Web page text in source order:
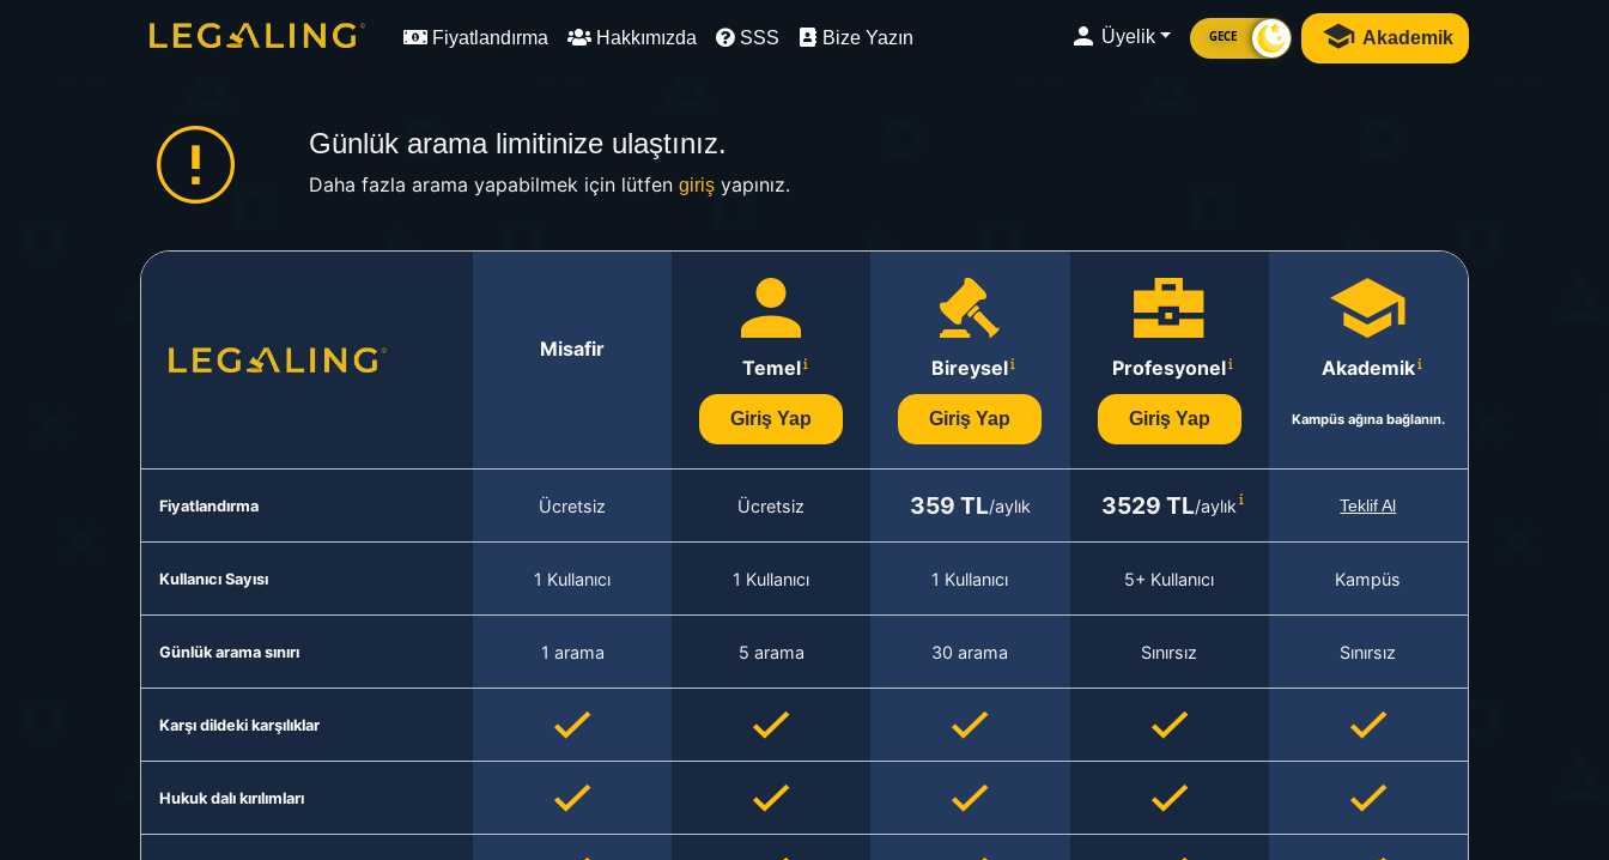
Fiyatlandırma Hakkımızda SSS Bize Yazın Üyelik GECE Akademik
Günlük arama limitinize ulaştınız.
Daha fazla arama yapabilmek için lütfen girişyapınız.
Misafir
Temel
Giriş Yap
Bireysel
Giriş Yap
Profesyonel
Giriş Yap
Akademik
Kampüs ağına bağlanın.
Fiyatlandırma Ücretsiz Ücretsiz 359 TL/aylık 3529 TL/aylık Teklif Al
Kullanıcı Sayısı 1 Kullanıcı 1 Kullanıcı 1 Kullanıcı 5+ Kullanıcı Kampüs
Günlük arama sınırı 1 arama 5 arama 30 arama Sınırsız Sınırsız
Karşı dildeki karşılıklar
Hukuk dalı kırılımları